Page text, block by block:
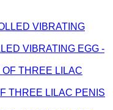
VIBRATING EGG -
THREE LILAC PENIS